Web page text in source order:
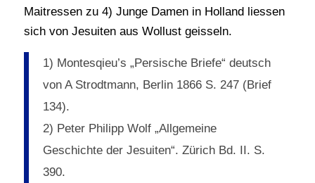
Maitressen zu 4) Junge Damen in Holland liessen
sich von Jesuiten aus Wollust geisseln.
1) Montesqieu’s „Persische Briefe“ deutsch
von A Strodtmann, Berlin 1866 S. 247 (Brief
134).
2) Peter Philipp Wolf „Allgemeine
Geschichte der Jesuiten“. Zürich Bd. II. S.
390.